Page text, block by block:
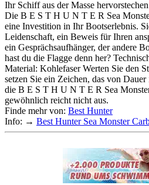
Ihr Schiff aus der Masse
Die B E S T H U N T E R Sea
eine Investition in Ihr Bootserlebnis.
Leidenschaft, ein Beweis für Ihren
ein Gesprächsaufhänger, der andere
hast du die Flagge denn her?
Material: Kohlefaser Werten Sie den
setzen Sie ein Zeichen, das von
die B E S T H U N T E R Sea
gewöhnlich reicht nicht aus.
Finde mehr von: Best Hunter
Info: → Best Hunter Sea Monster